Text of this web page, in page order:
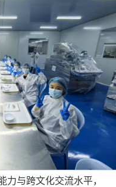
力与跨文化交流水平，